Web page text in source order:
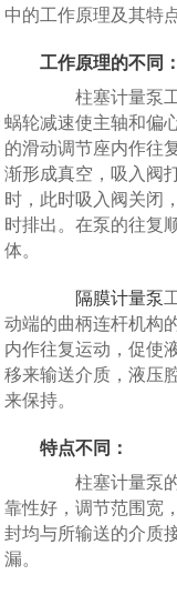
中的工作原理及其特
工作原理的不同：
柱塞计量泵工
蜗轮减速使主轴和偏
的滑动调节座内作往
渐形成真空，吸入阀
时，此时吸入阀关闭
时排出。在泵的往复
体。
隔膜计量泵
动端的曲柄连杆机构
内作往复运动，促使
移来输送介质，液压
来保持。
特点不同：
柱塞计量泵的
靠性好，调节范围宽
封均与所输送的介质
漏。